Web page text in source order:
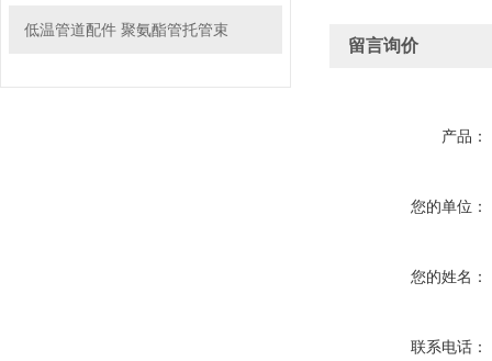
低温管道配件 聚氨酯管托管束
留言询价
产品：
您的单位：
您的姓名：
联系电话：